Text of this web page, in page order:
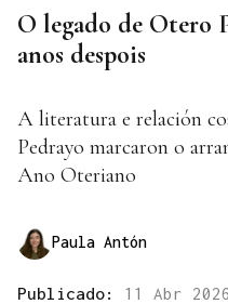
O legado de Otero
anos despois
A literatura e relación
Pedrayo marcaron o
Ano Oteriano
Paula Antón
Publicado: 11 Abr